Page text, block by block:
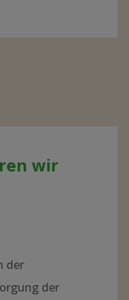
wir
der
der